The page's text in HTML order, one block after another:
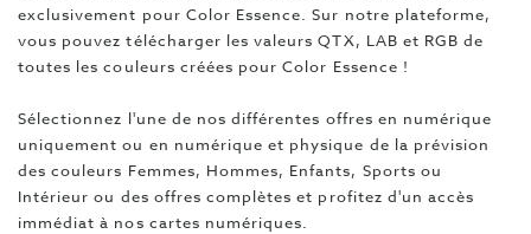
exclusivement pour Color Essence. Sur notre plateforme,
vous pouvez télécharger les valeurs QTX, LAB et RGB de
toutes les couleurs créées pour Color Essence !
Sélectionnez l'une de nos différentes offres en numérique
uniquement ou en numérique et physique de la prévision
des couleurs Femmes, Hommes, Enfants, Sports ou
Intérieur ou des offres complètes et profitez d'un accès
immédiat à nos cartes numériques.